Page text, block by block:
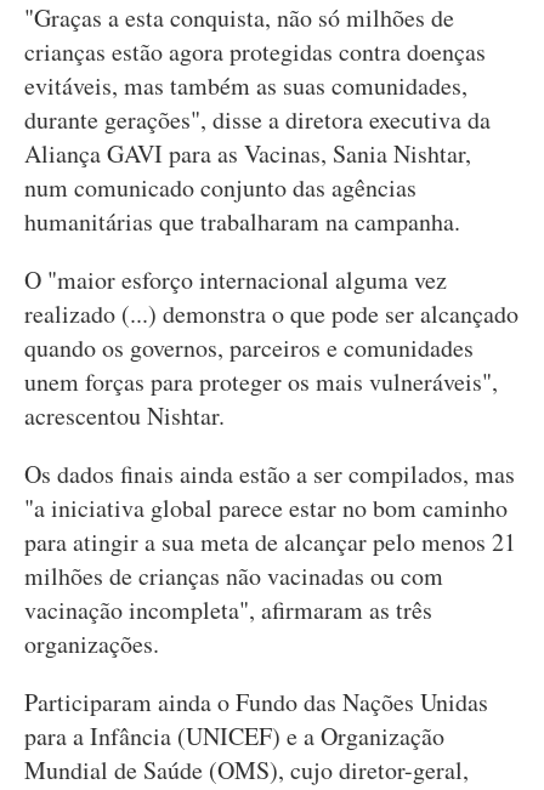
"Graças a esta conquista, não só milhões de
crianças estão agora protegidas contra doenças
evitáveis, mas também as suas comunidades,
durante gerações", disse a diretora executiva da
Aliança GAVI para as Vacinas, Sania Nishtar,
num comunicado conjunto das agências
humanitárias que trabalharam na campanha.
O "maior esforço internacional alguma vez
realizado (...) demonstra o que pode ser alcançado
quando os governos, parceiros e comunidades
unem forças para proteger os mais vulneráveis",
acrescentou Nishtar.
Os dados finais ainda estão a ser compilados, mas
"a iniciativa global parece estar no bom caminho
para atingir a sua meta de alcançar pelo menos 21
milhões de crianças não vacinadas ou com
vacinação incompleta", afirmaram as três
organizações.
Participaram ainda o Fundo das Nações Unidas
para a Infância (UNICEF) e a Organização
Mundial de Saúde (OMS), cujo diretor-geral,